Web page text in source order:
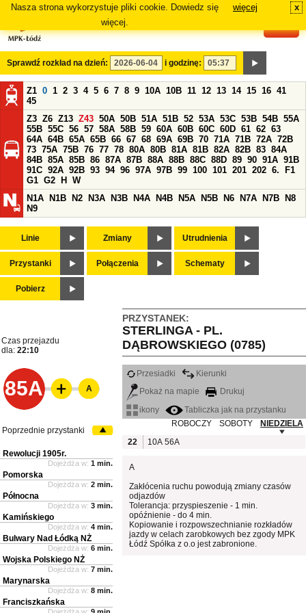
Nasza strona wykorzystuje pliki cookie. Dowiedz się
więcej.
więcej x
Sprawdź rozkład na dzień: i godzinę:
Z1 0 1 2 3 4 5 6 7 8 9 10A 10B 11 12 13 14 15 16 41
45
Z3 Z6 Z13 Z43 50A 50B 51A 51B 52 53A 53C 53B 54B 55A
55B 55C 56 57 58A 58B 59 60A 60B 60C 60D 61 62 63
64A 64B 65A 65B 66 67 68 69A 69B 70 71A 71B 72A 72B
73 75A 75B 76 77 78 80A 80B 81A 81B 82A 82B 83 84A
84B 85A 85B 86 87A 87B 88A 88B 88C 88D 89 90 91A 91B
91C 92A 92B 93 94 96 97A 97B 99 100 101 201 202 6.
F1
G1 G2 H
W
N1A
N1B N2 N3A N3B N4A N4B N5A N5B N6 N7A N7B
N8
N9
Linie Zmiany Utrudnienia
Przystanki Połączenia Schematy
Pobierz
PRZYSTANEK:
STERLINGA - PL.
DĄBROWSKIEGO (0785)
Czas przejazdu
dla: 22:10
85A
Przesiadki
Kierunki
Pokaż na mapie
Drukuj
ikony
Tabliczka jak na przystanku
ROBOCZY
SOBOTY
NIEDZIELA
22
10A 56A
A
Zakłócenia ruchu powodują zmiany czasów
odjazdów
Tolerancja: przyspieszenie - 1 min.
opóźnienie - do 4 min.
Kopiowanie i rozpowszechnianie rozkładów
jazdy w celach zarobkowych bez zgody MPK
Łódź Spółka z o.o jest zabronione.
A
Poprzednie przystanki
Rewolucji 1905r.
Dojeżdża w: 1 min.
Pomorska
Dojeżdża w: 2 min.
Północna
Dojeżdża w: 3 min.
Kamińskiego
Dojeżdża w: 4 min.
Bulwary Nad Łódką NŻ
Dojeżdża w: 6 min.
Wojska Polskiego NŻ
Dojeżdża w: 7 min.
Marynarska
Dojeżdża w: 8 min.
Franciszkańska